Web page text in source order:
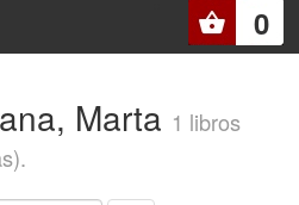
0
Marta 1 libros